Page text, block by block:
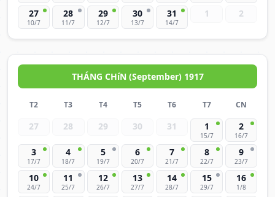
27
10/7
28
11/7
29
12/7
30
13/7
31
14/7
1 2
THÁNG CHíN (September) 1917
T2 T3 T4 T5 T6 T7 CN
27 28 29 30 31 1
15/7
2
16/7
3
17/7
4
18/7
5
19/7
6
20/7
7
21/7
8
22/7
9
23/7
10
24/7
11
25/7
12
26/7
13
27/7
14
28/7
15
29/7
16
1/8